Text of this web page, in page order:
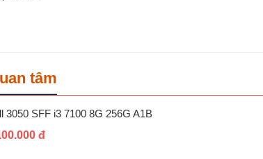
tâm
3050 SFF i3 7100 8G 256G A1B
đ